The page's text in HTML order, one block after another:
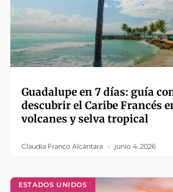
Guadalupe en 7 días: guía
descubrir el Caribe Francés
volcanes y selva tropical
Claudia Franco Alcántara junio 4, 2026
ESTADOS UNIDOS